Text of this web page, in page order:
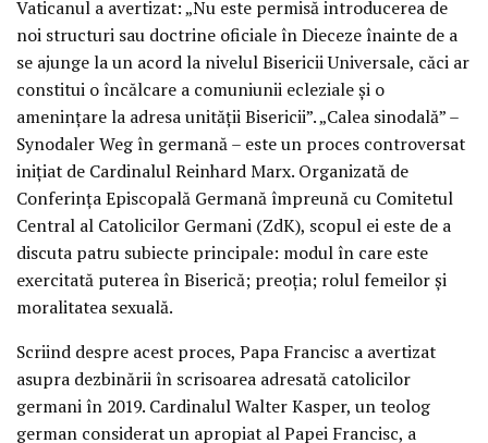
Vaticanul a avertizat: „Nu este permisă introducerea de
noi structuri sau doctrine oficiale în Dieceze înainte de a
se ajunge la un acord la nivelul Bisericii Universale, căci ar
constitui o încălcare a comuniunii ecleziale și o
amenințare la adresa unității Bisericii”. „Calea sinodală” –
Synodaler Weg în germană – este un proces controversat
inițiat de Cardinalul Reinhard Marx. Organizată de
Conferința Episcopală Germană împreună cu Comitetul
Central al Catolicilor Germani (ZdK), scopul ei este de a
discuta patru subiecte principale: modul în care este
exercitată puterea în Biserică; preoția; rolul femeilor și
moralitatea sexuală.
Scriind despre acest proces, Papa Francisc a avertizat
asupra dezbinării în scrisoarea adresată catolicilor
germani în 2019. Cardinalul Walter Kasper, un teolog
german considerat un apropiat al Papei Francisc, a